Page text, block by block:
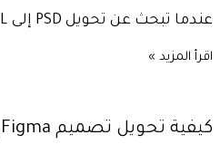
عندما تبحث عن تحويل PSD إلى HTML فأنت لا تبحث
اقرأ المزيد »
كيفية تحويل تصميم Figma إلى HTML